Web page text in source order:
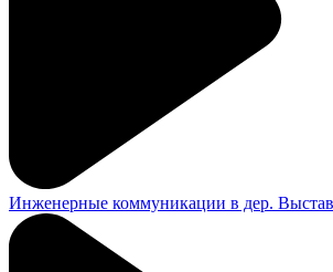
Инженерные коммуникации в дер. Выстав